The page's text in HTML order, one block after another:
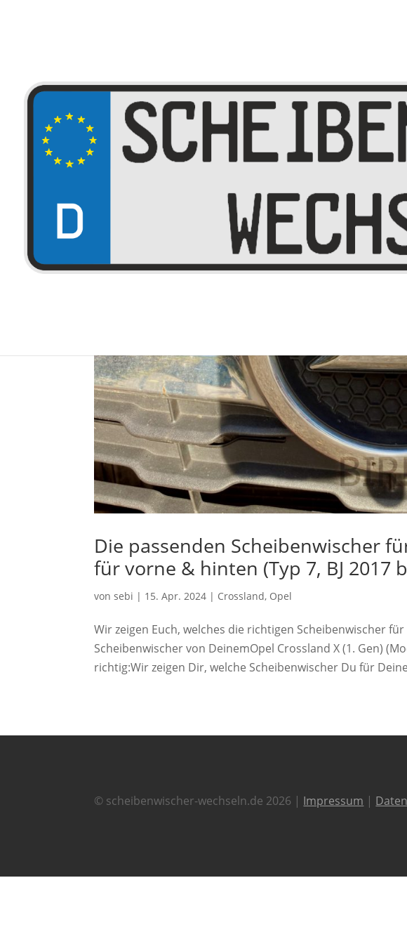
Die passenden Scheibenwischer
für vorne & hinten (Typ 7, BJ 2017
vonsebi | 15. Apr. 2024 | Crossland, Opel
Wir zeigen Euch, welches die richtigen Scheibenwischer
Scheibenwischer von DeinemOpel Crossland X (1. Gen)
richtig:Wir zeigen Dir, welche Scheibenwischer Du für
© scheibenwischer-wechseln.de 2026 | Impressum |